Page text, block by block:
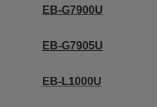
EB-G7900U
EB-G7905U
EB-L1000U